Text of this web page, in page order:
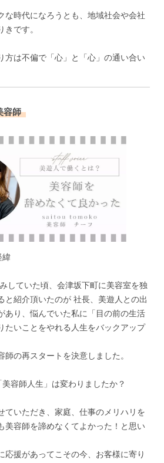
な時代になろうとも、地域社会や会社
です。
方は不偏で「心」と「心」の通い合い
容師
緯
していた頃、会津坂下町に美容室を独
と紹介頂いたのが 社長、美遊人との出
あり、悩んでいた私に「目の前の生活
たいことをやれる人生をバックアップ
師の再スタートを決意しました。
容師人生」は変わりましたか？
ていただき、家庭、仕事のメリハリを
美容師を諦めなくてよかった！と思い
応援があってこその今、お客様に寄り